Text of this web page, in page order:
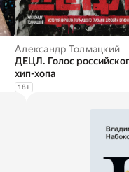
Данилов, Рагим
Александр Толмацкий
ДЕЦЛ. Голос
хип-хопа
18+